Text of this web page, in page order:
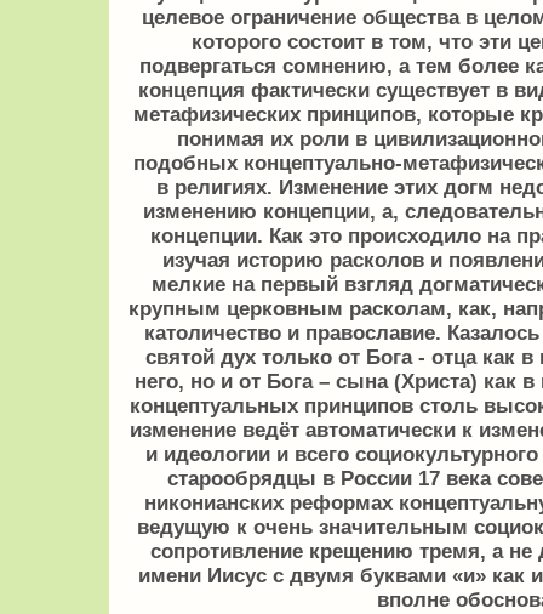
целевое ограничение общества в
которого состоит в том, что эти
подвергаться сомнению, а тем более
концепция фактически существует в
метафизических принципов, которые
понимая их роли в
подобных концептуально-
в религиях. Изменение этих догм
изменению концепции, а,
концепции. Как это происходило на
изучая историю расколов и
мелкие на первый взгляд
крупным церковным расколам, как,
католичество и православие.
святой дух только от Бога - отца как
него, но и от Бога – сына (Христа) как
концептуальных принципов столь
изменение ведёт автоматически к
и идеологии и всего
старообрядцы в России 17 века
никонианских реформах
ведущую к очень значительным
сопротивление крещению тремя, а
имени Иисус с двумя буквами «и»
вполне